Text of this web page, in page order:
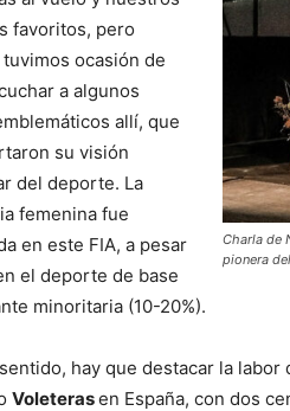
Charla de
pionera
favoritos, pero
ocasión de
a algunos
allí, que
su visión
del deporte. La
femenina fue
en este FIA, a pesar
el deporte de base
minoritaria (10-20%).
hay que destacar la
Voleterasen España, con dos